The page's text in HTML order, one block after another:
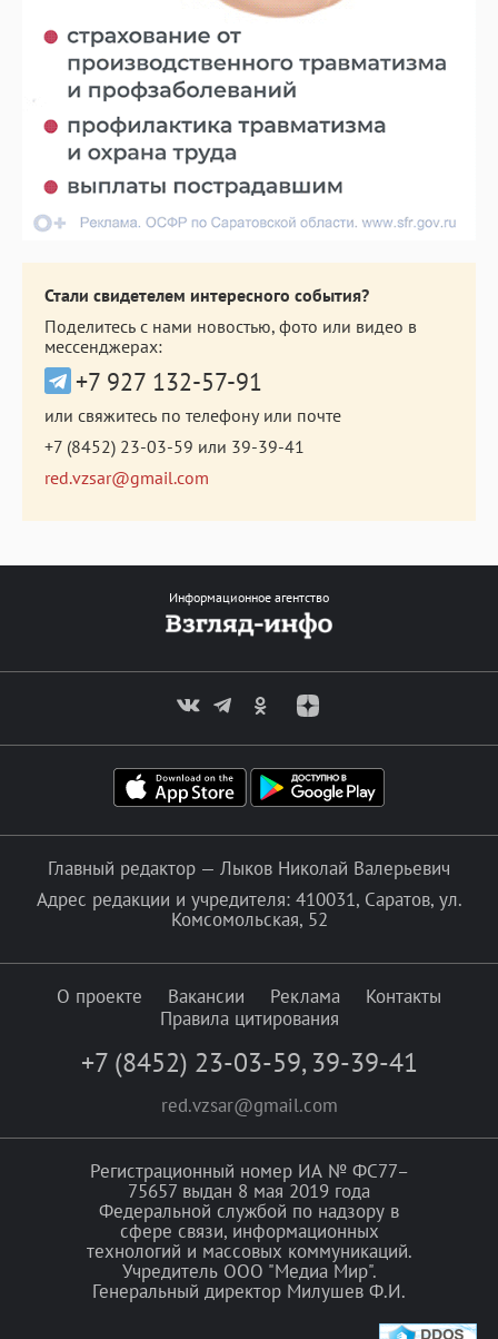
Стали свидетелем интересного события?
Поделитесь с нами новостью, фото или видео в
мессенджерах:
+7 927 132-57-91
или свяжитесь по телефону или почте
+7 (8452) 23-03-59 или 39-39-41
red.vzsar@gmail.com
Информационное агентство
Главный редактор — Лыков Николай Валерьевич
Адрес редакции и учредителя: 410031, Саратов, ул.
Комсомольская, 52
О проекте Вакансии Реклама
Контакты
Правила цитирования
+7 (8452) 23-03-59, 39-39-41
red.vzsar@gmail.com
Регистрационный номер ИА № ФС77–
75657 выдан 8 мая 2019 года
Федеральной службой по надзору в
сфере связи, информационных
технологий и массовых коммуникаций.
Учредитель ООО "Медиа Мир".
Генеральный директор Милушев Ф.И.